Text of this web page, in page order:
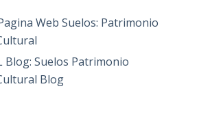
Web Suelos: Patrimonio
Blog: Suelos Patrimonio
Blog